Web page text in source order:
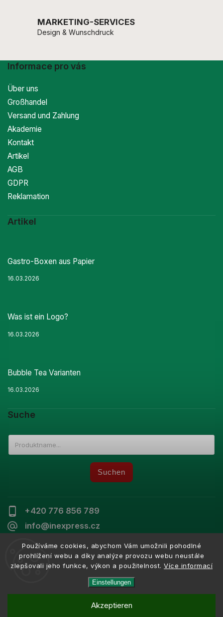
Používáme cookies, abychom Vám umožnili pohodlné
prohlížení webu a díky analýze provozu webu neustále
zlepšovali jeho funkce, výkon a použitelnost. Více informací
Einstellungen
Akzeptieren
MARKETING-SERVICES
Design & Wunschdruck
+420 776 856 789
info@inexpress.cz
Informace pro vás
Über uns
Großhandel
Versand und Zahlung
Akademie
Kontakt
Artikel
AGB
GDPR
Reklamation
Artikel
Gastro-Boxen aus Papier
16.03.2026
Was ist ein Logo?
16.03.2026
Bubble Tea Varianten
16.03.2026
Suche
Suchen
Copyright 2026 Inexpress. Alle Rechte vorbehalten.
VytvořilShoptet| Design